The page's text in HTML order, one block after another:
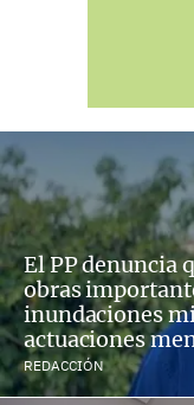
El PP denuncia
obras
inundaciones
actuaciones
REDACCIÓN